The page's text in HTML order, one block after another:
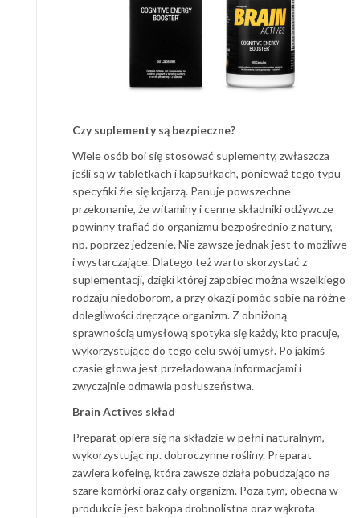
Czy suplementy są bezpieczne?
Wiele osób boi się stosować suplementy, zwłaszcza
jeśli są w tabletkach i kapsułkach, ponieważ tego typu
specyfiki źle się kojarzą. Panuje powszechne
przekonanie, że witaminy i cenne składniki odżywcze
powinny trafiać do organizmu bezpośrednio z natury,
np. poprzez jedzenie. Nie zawsze jednak jest to możliwe
i wystarczające. Dlatego też warto skorzystać z
suplementacji, dzięki której zapobiec można wszelkiego
rodzaju niedoborom, a przy okazji pomóc sobie na różne
dolegliwości dręczące organizm. Z obniżoną
sprawnością umysłową spotyka się każdy, kto pracuje,
wykorzystujące do tego celu swój umysł. Po jakimś
czasie głowa jest przeładowana informacjami i
zwyczajnie odmawia posłuszeństwa.
Brain Actives skład
Preparat opiera się na składzie w pełni naturalnym,
wykorzystując np. dobroczynne rośliny. Preparat
zawiera kofeinę, która zawsze działa pobudzająco na
szare komórki oraz cały organizm. Poza tym, obecna w
produkcie jest bakopa drobnolistna oraz wąkrota